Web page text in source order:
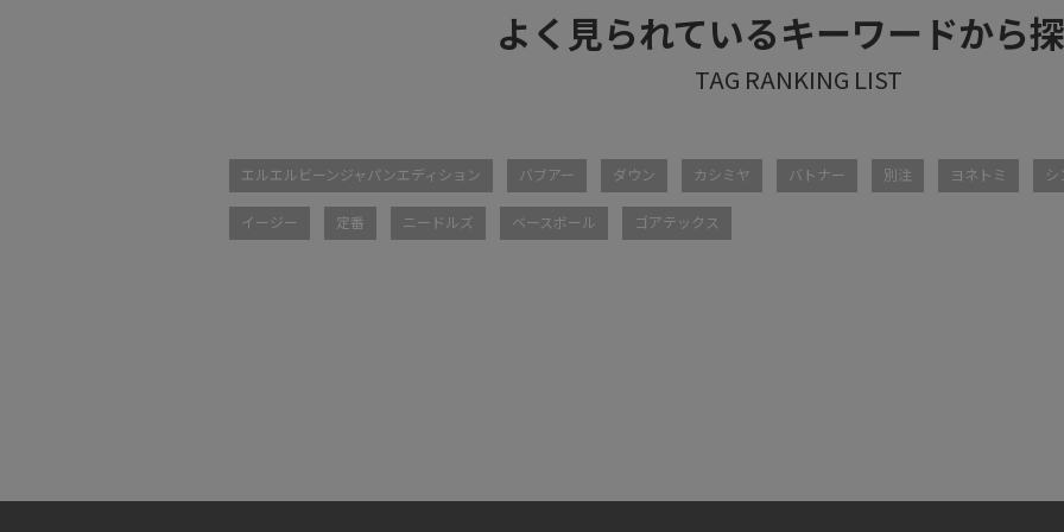
よく見られているキーワードから
エルエルビーンジャパンエディション バブアー ダウン カシミヤ バトナー 別注 ヨネトミ シ
イージー 定番 ニードルズ ベースボール ゴアテックス